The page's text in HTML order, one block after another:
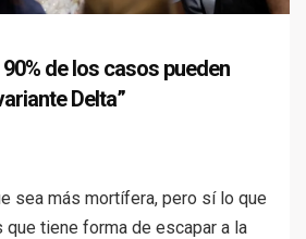
de los casos pueden
Delta”
sea más mortífera, pero sí lo que
tiene forma de escapar a la